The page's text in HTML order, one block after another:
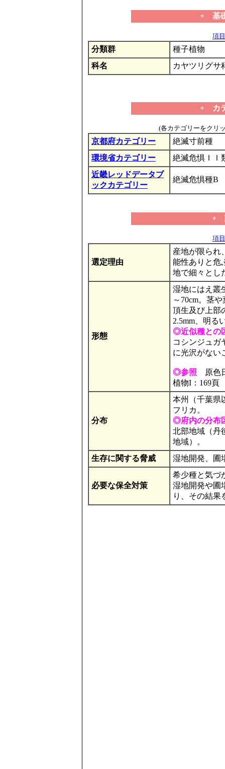
+ 基
項
分類群
種子植物
科名
カヤツリグサ
+ カ
(各カテゴリーをクリ
京都府カテゴリー
絶滅寸前種
環境省カテゴリー
絶滅危惧ＩＩ
近畿レッドデータブ
ックカテゴリー
絶滅危惧種B
+
項
選定理由
産地が限られ
能性ありと危
地で細々とし
形態
湿地にはえ叢
～70cm。茎
頂生及び上部
2.5mm、明る
◎近似種との
コシンジュガ
に光沢がない
◎参照 原色
植物I：169頁
分布
本州（千葉県
フリカ。
◎府内の分布
北部地域（丹
地域）。
生存に関する脅威
湿地開発、圃
必要な保全対策
希少種と気づ
湿地開発や圃
り、その結果